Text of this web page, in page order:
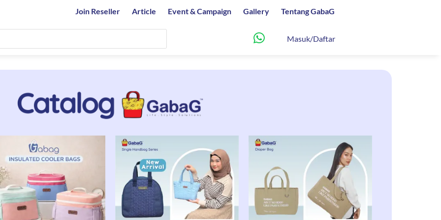
Join Reseller Article Event & Campaign Gallery Tentang GabaG
Masuk/Daftar